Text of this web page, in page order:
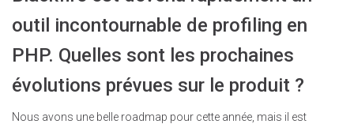
outil incontournable de profiling en
PHP. Quelles sont les prochaines
évolutions prévues sur le produit ?
Nous avons une belle roadmap pour cette année, mais il est